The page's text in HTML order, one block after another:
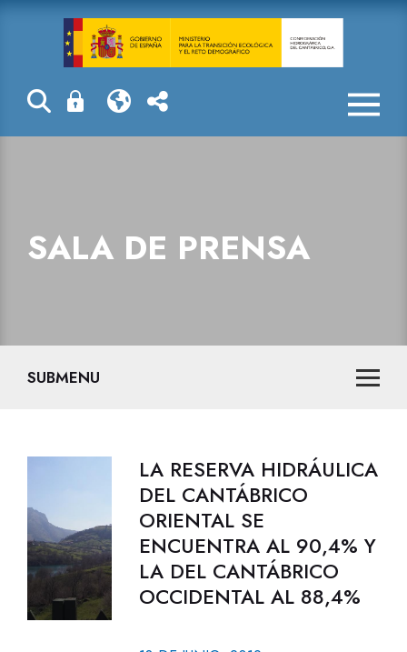
Sala de prensa
SALA DE PRENSA
SUBMENU
LA RESERVA HIDRÁULICA
DEL CANTÁBRICO
ORIENTAL SE
ENCUENTRA AL 90,4% Y
LA DEL CANTÁBRICO
OCCIDENTAL AL 88,4%